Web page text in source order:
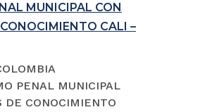
MUNICIPAL CON
CALI –
PENAL MUNICIPAL
DE CONOCIMIENTO